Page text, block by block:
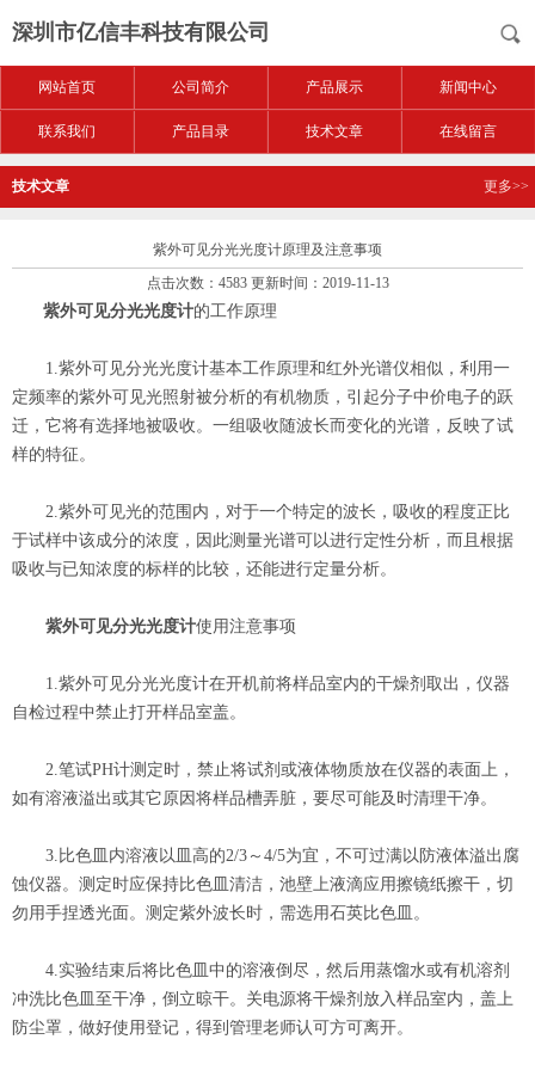
深圳市亿信丰科技有限公司
网站首页 公司简介 产品展示 新闻中心
联系我们 产品目录 技术文章 在线留言
技术文章 更多>>
紫外可见分光光度计原理及注意事项
点击次数：4583 更新时间：2019-11-13
紫外可见分光光度计的工作原理
1.紫外可见分光光度计基本工作原理和红外光谱仪相似，利用一
定频率的紫外可见光照射被分析的有机物质，引起分子中价电子的跃
迁，它将有选择地被吸收。一组吸收随波长而变化的光谱，反映了试
样的特征。
2.紫外可见光的范围内，对于一个特定的波长，吸收的程度正比
于试样中该成分的浓度，因此测量光谱可以进行定性分析，而且根据
吸收与已知浓度的标样的比较，还能进行定量分析。
紫外可见分光光度计使用注意事项
1.紫外可见分光光度计在开机前将样品室内的干燥剂取出，仪器
自检过程中禁止打开样品室盖。
2.笔试PH计测定时，禁止将试剂或液体物质放在仪器的表面上，
如有溶液溢出或其它原因将样品槽弄脏，要尽可能及时清理干净。
3.比色皿内溶液以皿高的2/3～4/5为宜，不可过满以防液体溢出腐
蚀仪器。测定时应保持比色皿清洁，池壁上液滴应用擦镜纸擦干，切
勿用手捏透光面。测定紫外波长时，需选用石英比色皿。
4.实验结束后将比色皿中的溶液倒尽，然后用蒸馏水或有机溶剂
冲洗比色皿至干净，倒立晾干。关电源将干燥剂放入样品室内，盖上
防尘罩，做好使用登记，得到管理老师认可方可离开。